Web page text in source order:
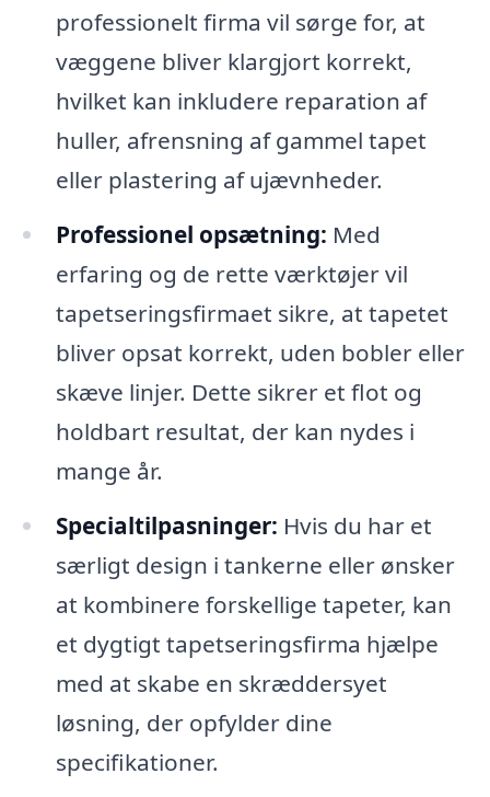
professionelt firma vil sørge for, at
væggene bliver klargjort korrekt,
hvilket kan inkludere reparation af
huller, afrensning af gammel tapet
eller plastering af ujævnheder.
Professionel opsætning: Med
erfaring og de rette værktøjer vil
tapetseringsfirmaet sikre, at tapetet
bliver opsat korrekt, uden bobler eller
skæve linjer. Dette sikrer et flot og
holdbart resultat, der kan nydes i
mange år.
Specialtilpasninger: Hvis du har et
særligt design i tankerne eller ønsker
at kombinere forskellige tapeter, kan
et dygtigt tapetseringsfirma hjælpe
med at skabe en skræddersyet
løsning, der opfylder dine
specifikationer.